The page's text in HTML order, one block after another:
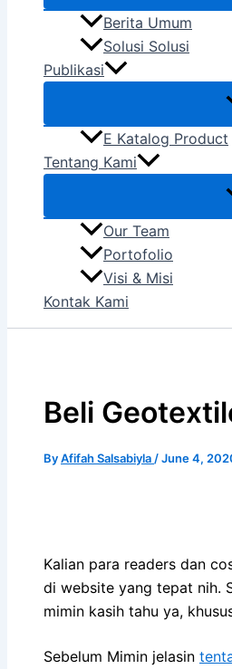
Berita Umum
Solusi Solusi
Publikasi
E Katalog Product
Tentang Kami
Our Team
Portofolio
Visi & Misi
Kontak Kami
Beli
ByAfifah Salsabiyla /June 4,
Kalian para readers dan
di website yang tepat nih.
mimin kasih tahu ya,
Sebelum Mimin jelasin